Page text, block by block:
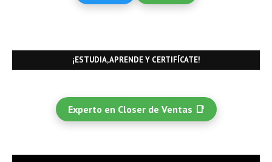
¡ESTUDIA, APRENDE Y CERTIFÍCATE!
Experto en Closer de Ventas 📑